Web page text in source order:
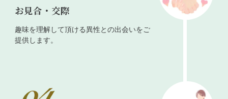
お見合・交際
趣味を理解して頂ける異性との出会いをご
提供します。